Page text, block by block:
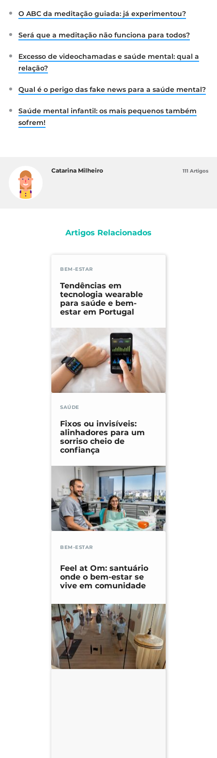
O ABC da meditação guiada: já experimentou?
Será que a meditação não funciona para todos?
Excesso de videochamadas e saúde mental: qual a
relação?
Qual é o perigo das fake news para a saúde mental?
Saúde mental infantil: os mais pequenos também
sofrem!
Catarina Milheiro 111 Artigos
Artigos Relacionados
BEM-ESTAR
Tendências em
tecnologia wearable
para saúde e bem-
estar em Portugal
SAÚDE
Fixos ou invisíveis:
alinhadores para um
sorriso cheio de
confiança
BEM-ESTAR
Feel at Om: santuário
onde o bem-estar se
vive em comunidade